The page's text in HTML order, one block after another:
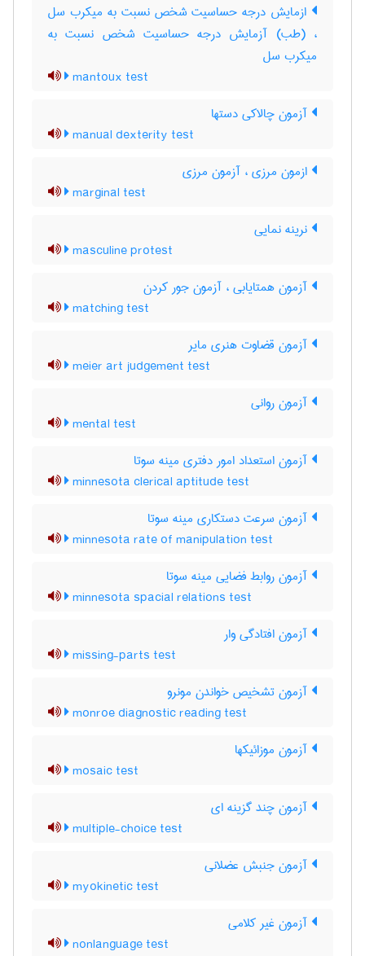
ازمایش درجه حساسیت شخص نسبت به میکرب سل
، (طب) آزمایش درجه حساسیت شخص نسبت به
میکرب سل
mantoux test
آزمون چالاکی دستها
manual dexterity test
ازمون مرزی ، آزمون مرزی
marginal test
نرینه نمایی
masculine protest
آزمون همتایابی ، آزمون جور کردن
matching test
آزمون قضاوت هنری مایر
meier art judgement test
آزمون روانی
mental test
آزمون استعداد امور دفتری مینه سوتا
minnesota clerical aptitude test
آزمون سرعت دستکاری مینه سوتا
minnesota rate of manipulation test
آزمون روابط فضایی مینه سوتا
minnesota spacial relations test
آزمون افتادگی وار
missing-parts test
آزمون تشخیص خواندن مونرو
monroe diagnostic reading test
آزمون موزائیکها
mosaic test
آزمون چند گزینه ای
multiple-choice test
آزمون جنبش عضلانی
myokinetic test
آزمون غیر کلامی
nonlanguage test